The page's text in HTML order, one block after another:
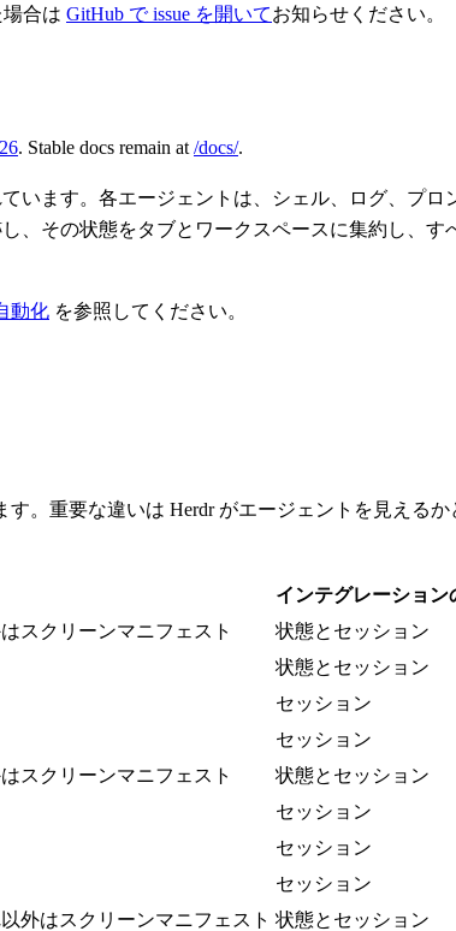
合は GitHub で issue を開いてお知らせください。
. Stable docs remain at /docs/.
います。各エージェントは、シェル、ログ、プ
、その状態をタブとワークスペースに集約し、
動化 を参照してください。
。重要な違いは Herdr がエージェントを見える
インテグレーション
スクリーンマニフェスト
状態とセッション
状態とセッション
セッション
セッション
スクリーンマニフェスト
状態とセッション
セッション
セッション
セッション
外はスクリーンマニフェスト 状態とセッション